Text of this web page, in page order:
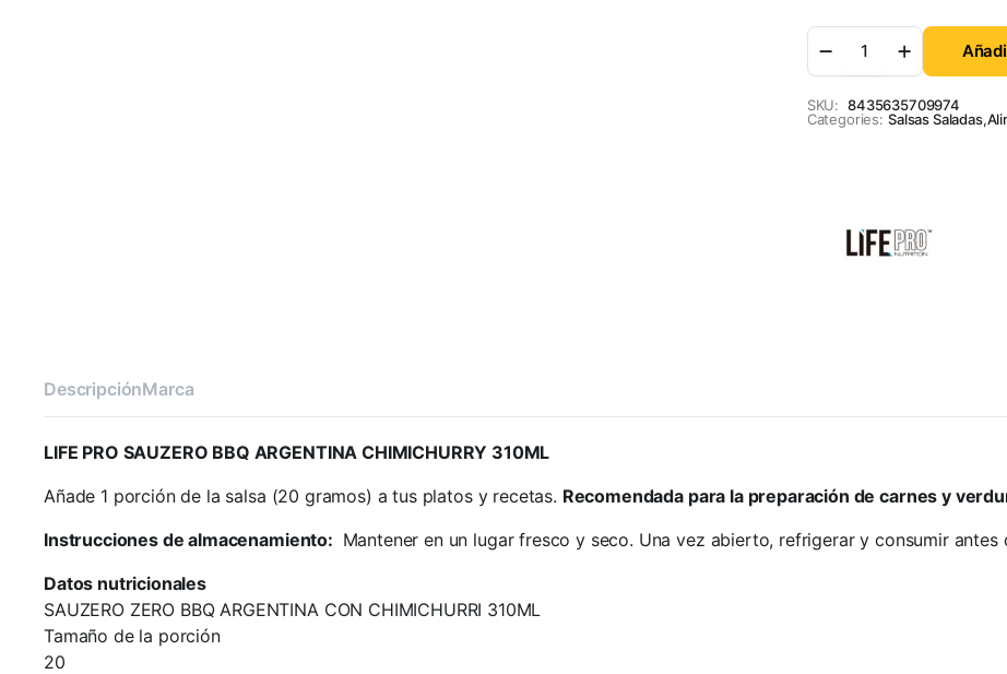
SKU: 8435635709974
Categories: Salsas Saladas,
DescripciónMarca
LIFE PRO SAUZERO BBQ ARGENTINA CHIMICHURRY 310ML
Añade 1 porción de la salsa (20 gramos) a tus platos y recetas. Recomendada para la preparación de carnes y
Instrucciones de almacenamiento: Mantener en un lugar fresco y seco. Una vez abierto, refrigerar y consumir antes
Datos nutricionales
SAUZERO ZERO BBQ ARGENTINA CON CHIMICHURRI 310ML
Tamaño de la porción
20